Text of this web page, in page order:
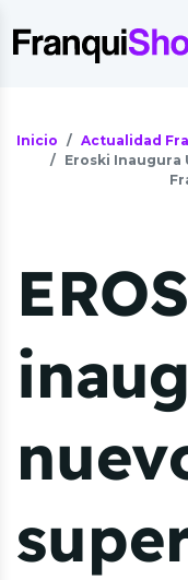
Inicio
Actualidad
Eroski Inaugura